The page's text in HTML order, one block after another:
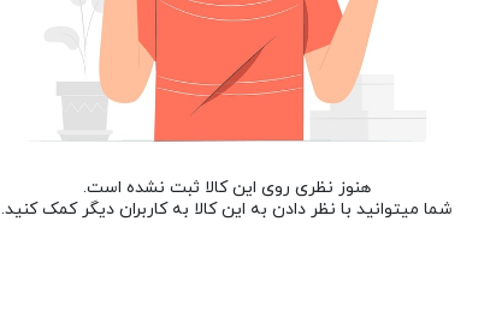
هنوز نظری روی این کالا ثبت نشده است.
شما میتوانید با نظر دادن به این کالا به کاربران دیگر کمک کنید.